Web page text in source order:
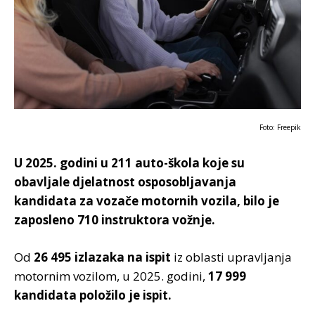
Foto: Freepik
U 2025. godini u 211 auto-škola koje su
obavljale djelatnost osposobljavanja
kandidata za vozače motornih vozila, bilo je
zaposleno 710 instruktora vožnje.
Od 26 495 izlazaka na ispit iz oblasti upravljanja
motornim vozilom, u 2025. godini, 17 999
kandidata položilo je ispit.